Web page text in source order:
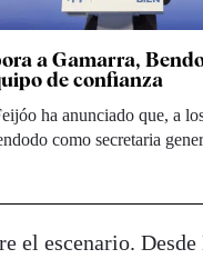
a Gamarra,
de confianza
ha anunciado que, a
como secretaria
el escenario. Desde